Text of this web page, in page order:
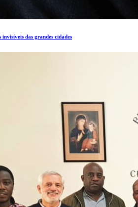
das grandes cidades